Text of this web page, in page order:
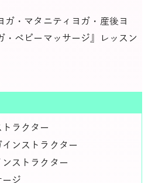
ガ・マタニティヨガ・産後ヨ
・ベビーマッサージ』レッスン
ラクター
ンストラクター
ストラクター
ジ